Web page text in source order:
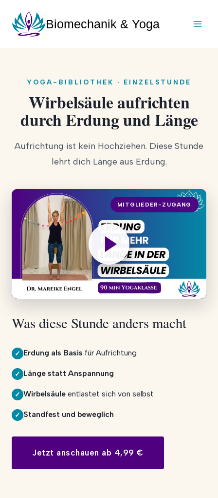
Inhalt
springen
Biomechanik & Yoga
YOGA-BIBLIOTHEK · EINZELSTUNDE
Wirbelsäule aufrichten
durch Erdung und Länge
Aufrichtung ist kein Hochziehen. Diese Stunde
lehrt dich Länge aus Erdung.
MITGLIEDER-ZUGANG
Was diese Stunde anders macht
✓ Erdung als Basis für Aufrichtung
✓ Länge statt Anspannung
✓ Wirbelsäule entlastet sich von selbst
✓ Standfest und beweglich
Jetzt anschauen ab 4,99 €